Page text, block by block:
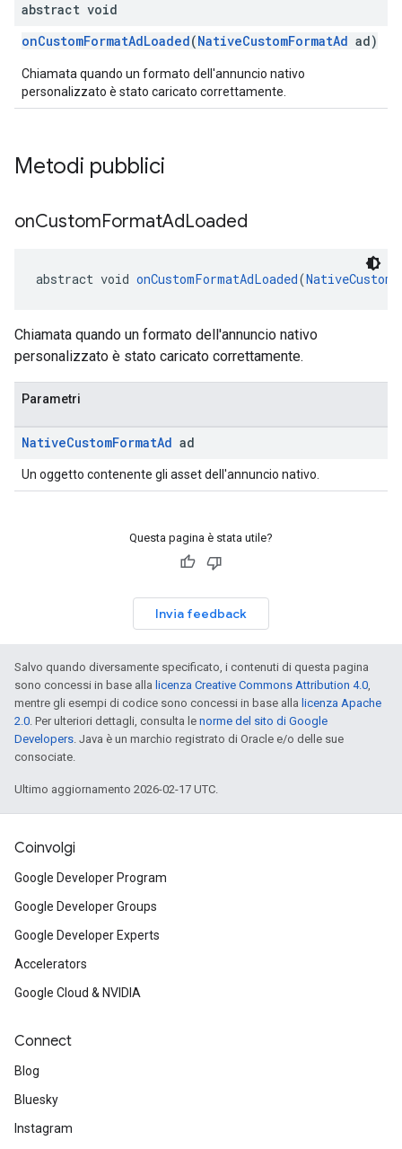
abstract void
onCustomFormatAdLoaded(NativeCustomFormatAd ad)
Chiamata quando un formato dell'annuncio nativo
personalizzato è stato caricato correttamente.
Metodi pubblici
onCustomFormatAdLoaded
abstract void onCustomFormatAdLoaded(
Chiamata quando un formato dell'annuncio nativo
personalizzato è stato caricato correttamente.
Parametri
NativeCustomFormatAd ad
Un oggetto contenente gli asset dell'annuncio nativo.
Questa pagina è stata utile?
Invia feedback
Salvo quando diversamente specificato, i contenuti di questa pagina
sono concessi in base alla licenza Creative Commons Attribution 4.0,
mentre gli esempi di codice sono concessi in base alla licenza Apache
2.0. Per ulteriori dettagli, consulta le norme del sito di Google
Developers. Java è un marchio registrato di Oracle e/o delle sue
consociate.
Ultimo aggiornamento 2026-02-17 UTC.
Coinvolgi
Google Developer Program
Google Developer Groups
Google Developer Experts
Accelerators
Google Cloud & NVIDIA
Connect
Blog
Bluesky
Instagram